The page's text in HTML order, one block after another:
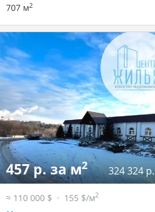
707 м2
457 р. за м2 324 324 р.
≈ 110 000 $ 155 $/м2